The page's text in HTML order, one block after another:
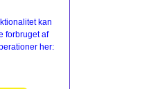
kan
forbruget af
her: